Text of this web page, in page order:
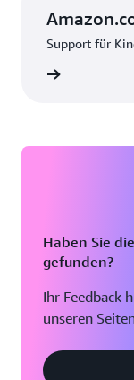
Support für
Haben Sie
gefunden?
Ihr Feedback
unseren